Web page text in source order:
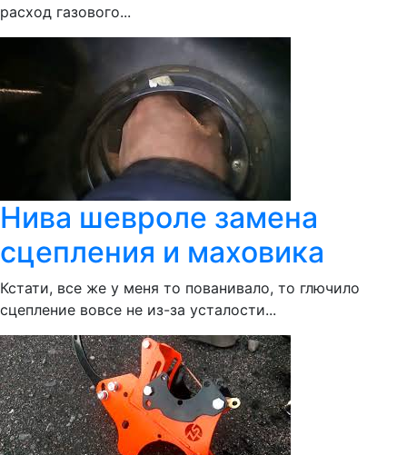
расход газового...
Нива шевроле замена
сцепления и маховика
Кстати, все же у меня то пованивало, то глючило
сцепление вовсе не из-за усталости...